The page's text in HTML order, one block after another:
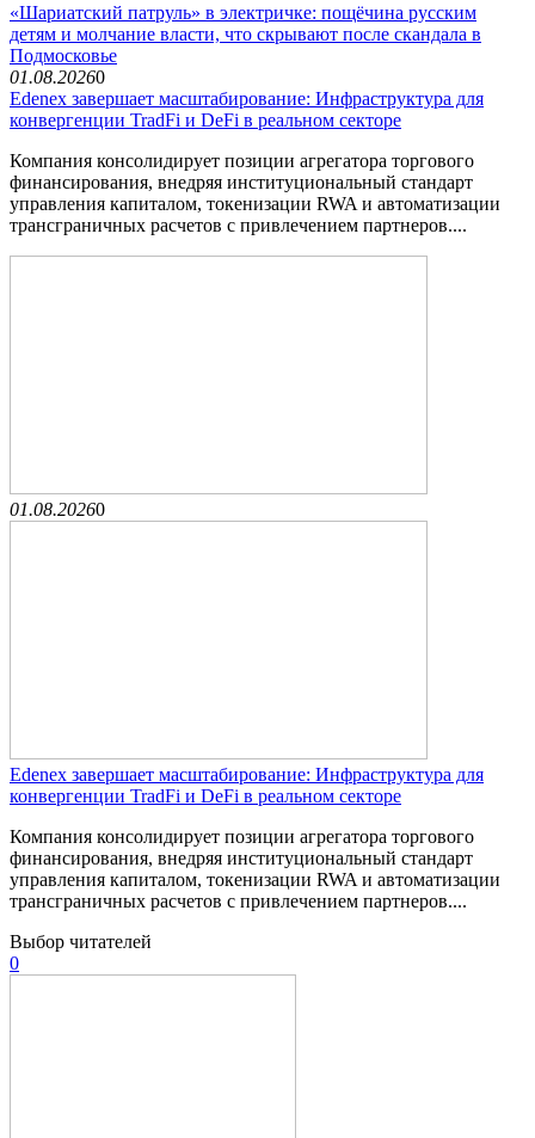
«Шариатский патруль» в электричке: пощёчина русским
детям и молчание власти, что скрывают после скандала в
Подмосковье
01.08.20260
Edenex завершает масштабирование: Инфраструктура для
конвергенции TradFi и DeFi в реальном секторе
Компания консолидирует позиции агрегатора торгового
финансирования, внедряя институциональный стандарт
управления капиталом, токенизации RWA и автоматизации
трансграничных расчетов с привлечением партнеров....
01.08.20260
Edenex завершает масштабирование: Инфраструктура для
конвергенции TradFi и DeFi в реальном секторе
Компания консолидирует позиции агрегатора торгового
финансирования, внедряя институциональный стандарт
управления капиталом, токенизации RWA и автоматизации
трансграничных расчетов с привлечением партнеров....
Выбор читателей
0